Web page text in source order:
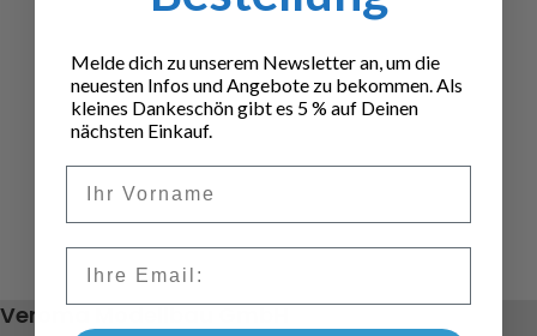
Veroma Modellbau GmbH
Melde dich zu unserem Newsletter an, um die
neuesten Infos und Angebote zu bekommen. Als
kleines Dankeschön gibt es 5 % auf Deinen
nächsten Einkauf.